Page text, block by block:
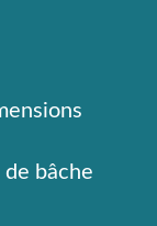
de bâche